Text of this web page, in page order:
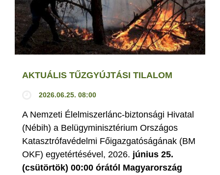
AKTUÁLIS TŰZGYÚJTÁSI TILALOM
2026.06.25. 08:00
A Nemzeti Élelmiszerlánc-biztonsági Hivatal
(Nébih) a Belügyminisztérium Országos
Katasztrófavédelmi Főigazgatóságának (BM
OKF) egyetértésével, 2026. június 25.
(csütörtök) 00:00 órától Magyarország